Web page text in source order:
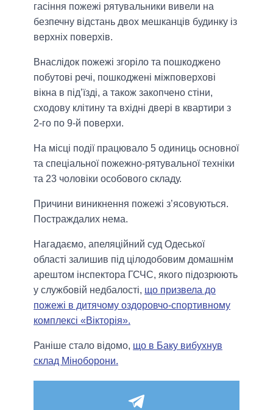
гасіння пожежі рятувальники вивели на
безпечну відстань двох мешканців будинку із
верхніх поверхів.
Внаслідок пожежі згоріло та пошкоджено
побутові речі, пошкоджені міжповерхові
вікна в під’їзді, а також закопчено стіни,
сходову клітину та вхідні двері в квартири з
2-го по 9-й поверхи.
На місці події працювало 5 одиниць основної
та спеціальної пожежно-рятувальної техніки
та 23 чоловіки особового складу.
Причини виникнення пожежі з’ясовуються.
Постраждалих нема.
Нагадаємо, апеляційний суд Одеської
області залишив під цілодобовим домашнім
арештом інспектора ГСЧС, якого підозрюють
у службовій недбалості, що призвела до
пожежі в дитячому оздоровчо-спортивному
комплексі «Вікторія».
Раніше стало відомо, що в Баку вибухнув
склад Міноборони.